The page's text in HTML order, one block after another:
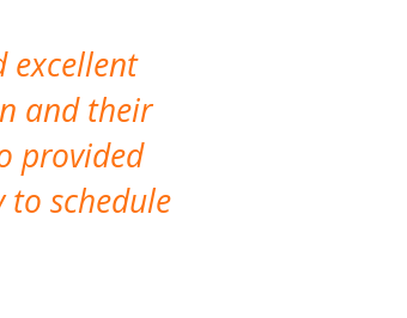
excellent
and their
provided
to schedule